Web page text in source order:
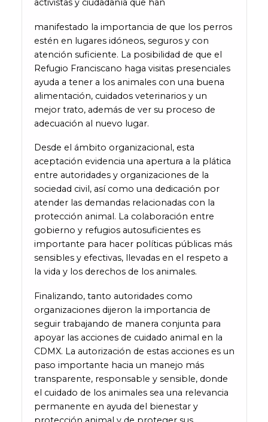
activistas y ciudadanía que han
manifestado la importancia de que los perros
estén en lugares idóneos, seguros y con
atención suficiente. La posibilidad de que el
Refugio Franciscano haga visitas presenciales
ayuda a tener a los animales con una buena
alimentación, cuidados veterinarios y un
mejor trato, además de ver su proceso de
adecuación al nuevo lugar.
Desde el ámbito organizacional, esta
aceptación evidencia una apertura a la plática
entre autoridades y organizaciones de la
sociedad civil, así como una dedicación por
atender las demandas relacionadas con la
protección animal. La colaboración entre
gobierno y refugios autosuficientes es
importante para hacer políticas públicas más
sensibles y efectivas, llevadas en el respeto a
la vida y los derechos de los animales.
Finalizando, tanto autoridades como
organizaciones dijeron la importancia de
seguir trabajando de manera conjunta para
apoyar las acciones de cuidado animal en la
CDMX. La autorización de estas acciones es un
paso importante hacia un manejo más
transparente, responsable y sensible, donde
el cuidado de los animales sea una relevancia
permanente en ayuda del bienestar y